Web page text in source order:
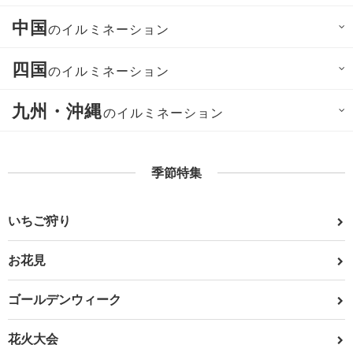
中国のイルミネーション
四国のイルミネーション
九州・沖縄のイルミネーション
季節特集
いちご狩り
お花見
ゴールデンウィーク
花火大会